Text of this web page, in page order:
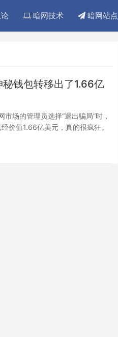
暗网技术 暗网站点
钱包转移出了1.66亿
场的管理员选择“退出骗局”时，
价值1.66亿美元，真的很疯狂。